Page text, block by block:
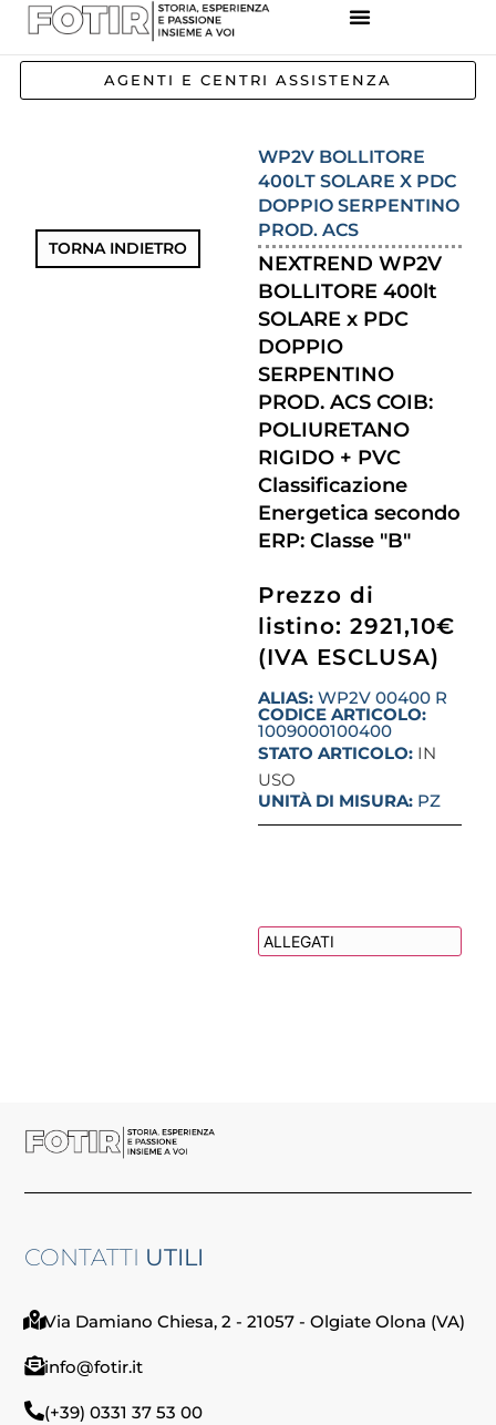
AGENTI E CENTRI ASSISTENZA
TORNA INDIETRO
WP2V BOLLITORE
400LT SOLARE X PDC
DOPPIO SERPENTINO
PROD. ACS
NEXTREND WP2V
BOLLITORE 400lt
SOLARE x PDC
DOPPIO
SERPENTINO
PROD. ACS COIB:
POLIURETANO
RIGIDO + PVC
Classificazione
Energetica secondo
ERP: Classe "B"
Prezzo di
listino: 2921,10€
(IVA ESCLUSA)
ALIAS:WP2V 00400 R
CODICE ARTICOLO:
1009000100400
STATO ARTICOLO: IN
USO
UNITÀ DI MISURA:PZ
ALLEGATI
CONTATTI UTILI
Via Damiano Chiesa, 2 - 21057 - Olgiate Olona (VA)
info@fotir.it
(+39) 0331 37 53 00